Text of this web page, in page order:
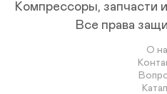
Компрессоры, запчасти
Все права
О